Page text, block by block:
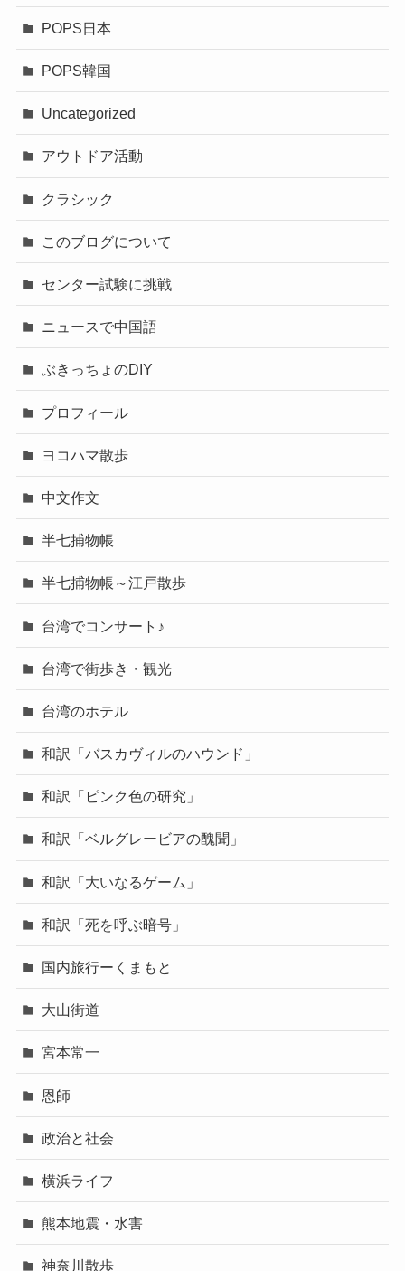
POPS日本
POPS韓国
Uncategorized
アウトドア活動
クラシック
このブログについて
センター試験に挑戦
ニュースで中国語
ぶきっちょのDIY
プロフィール
ヨコハマ散歩
中文作文
半七捕物帳
半七捕物帳～江戸散歩
台湾でコンサート♪
台湾で街歩き・観光
台湾のホテル
和訳「バスカヴィルのハウンド」
和訳「ピンク色の研究」
和訳「ベルグレービアの醜聞」
和訳「大いなるゲーム」
和訳「死を呼ぶ暗号」
国内旅行ーくまもと
大山街道
宮本常一
恩師
政治と社会
横浜ライフ
熊本地震・水害
神奈川散歩